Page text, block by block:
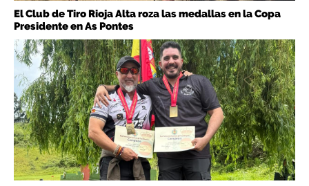
El Club de Tiro Rioja Alta roza las medallas en la Copa
Presidente en As Pontes